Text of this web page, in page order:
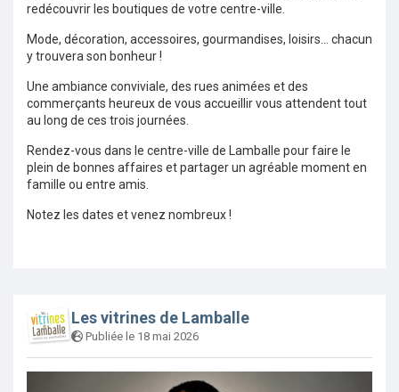
redécouvrir les boutiques de votre centre-ville.
Mode, décoration, accessoires, gourmandises, loisirs... chacun
y trouvera son bonheur !
Une ambiance conviviale, des rues animées et des
commerçants heureux de vous accueillir vous attendent tout
au long de ces trois journées.
Rendez-vous dans le centre-ville de Lamballe pour faire le
plein de bonnes affaires et partager un agréable moment en
famille ou entre amis.
Notez les dates et venez nombreux !
Les vitrines de Lamballe
Publiée le 18 mai 2026